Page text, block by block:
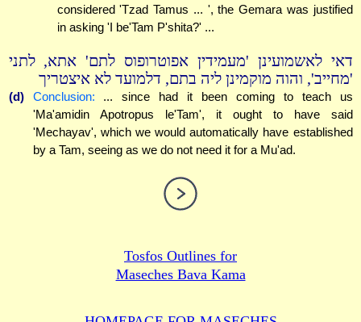
considered 'Tzad Tamus ... ', the Gemara was justified
in asking 'I be'Tam P'shita?' ...
דאי לאשמועינן 'מעמידין אפוטרופוס לתם' אתא, לתני
'מחייב', והוה מוקמינן ליה בתם, דלמועד לא איצטריך
(d) Conclusion: ... since had it been coming to teach us
'Ma'amidin Apotropus le'Tam', it ought to have said
'Mechayav', which we would automatically have established
by a Tam, seeing as we do not need it for a Mu'ad.
Tosfos Outlines for
Maseches Bava Kama